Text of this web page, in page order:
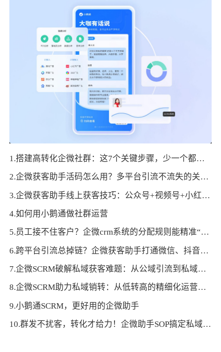
1.搭建高转化企微社群：这7个关键步骤，少一个都不行
2.企微获客助手活码怎么用？多平台引流不流失的关键玩法
3.企微获客助手线上获客技巧：公众号+视频号+小红书联动引流
4.如何用小鹅通做社群运营
5.员工接不住客户？企微crm系统的分配规则能精准“配对”
6.跨平台引流总掉链？企微获客助手打通微信、抖音、官网转化通路
7.企微SCRM破解私域获客难题：从公域引流到私域沉淀的全流程方案
8.企微SCRM助力私域销转：从低转高的精细化运营路径
9.小鹅通SCRM，更好用的企微助手
10.群发不扰客，转化才给力！企微助手SOP搞定私域精准触达